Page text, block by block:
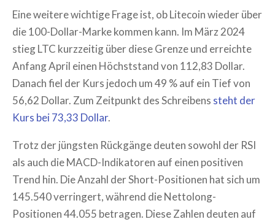
Eine weitere wichtige Frage ist, ob Litecoin wieder über
die 100-Dollar-Marke kommen kann. Im März 2024
stieg LTC kurzzeitig über diese Grenze und erreichte
Anfang April einen Höchststand von 112,83 Dollar.
Danach fiel der Kurs jedoch um 49 % auf ein Tief von
56,62 Dollar. Zum Zeitpunkt des Schreibens steht der
Kurs bei 73,33 Dollar.
Trotz der jüngsten Rückgänge deuten sowohl der RSI
als auch die MACD-Indikatoren auf einen positiven
Trend hin. Die Anzahl der Short-Positionen hat sich um
145.540 verringert, während die Nettolong-
Positionen 44.055 betragen. Diese Zahlen deuten auf